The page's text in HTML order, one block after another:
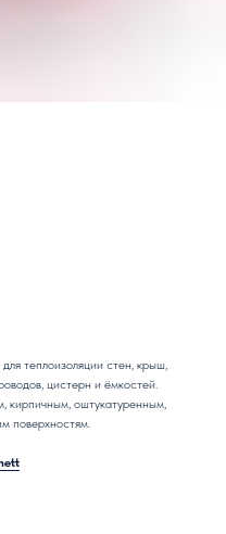
теплоизоляции стен, крыш,
цистерн и ёмкостей.
кирпичным, оштукатуренным,
поверхностям.